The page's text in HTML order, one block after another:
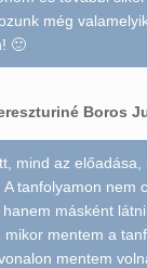
még
🙂
Boros
mind az
tanfolyamon nem
másként látni
mentem a
mentem